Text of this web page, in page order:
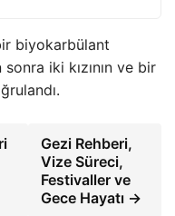
biyokarbülant
iki kızının ve bir
Gezi Rehberi,
Vize Süreci,
Festivaller ve
Gece Hayatı →